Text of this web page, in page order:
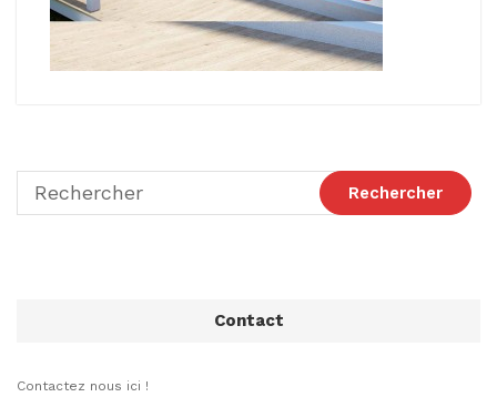
Contact
Contactez nous ici !